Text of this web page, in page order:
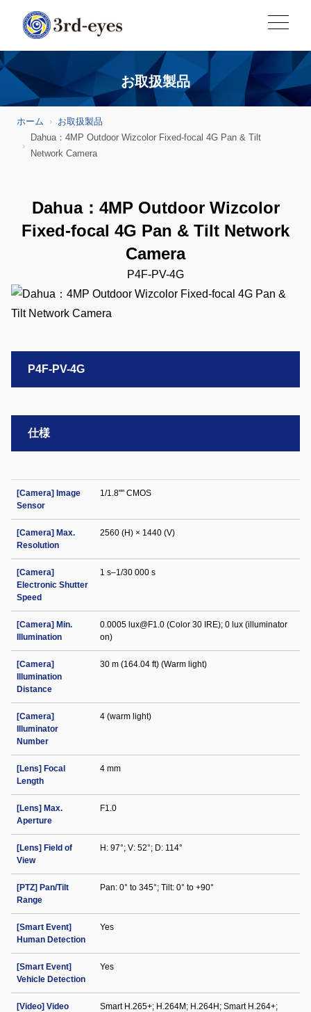
お取扱製品
ホーム
お取扱製品
Dahua：4MP Outdoor Wizcolor Fixed-focal 4G Pan & Tilt
Network Camera
Dahua：4MP Outdoor Wizcolor
Fixed-focal 4G Pan & Tilt Network
Camera
P4F-PV-4G
P4F-PV-4G
仕様
[Camera] Image
Sensor
1/1.8"" CMOS
[Camera] Max.
Resolution
2560 (H) × 1440 (V)
[Camera]
Electronic Shutter
Speed
1 s–1/30 000 s
[Camera] Min.
Illumination
0.0005 lux@F1.0 (Color 30 IRE); 0 lux (illuminator
on)
[Camera]
Illumination
Distance
30 m (164.04 ft) (Warm light)
[Camera]
Illuminator
Number
4 (warm light)
[Lens] Focal
Length
4 mm
[Lens] Max.
Aperture
F1.0
[Lens] Field of
View
H: 97°; V: 52°; D: 114°
[PTZ] Pan/Tilt
Range
Pan: 0° to 345°; Tilt: 0° to +90°
[Smart Event]
Human Detection
Yes
[Smart Event]
Vehicle Detection
Yes
[Video] Video
Smart H.265+; H.264M; H.264H; Smart H.264+;